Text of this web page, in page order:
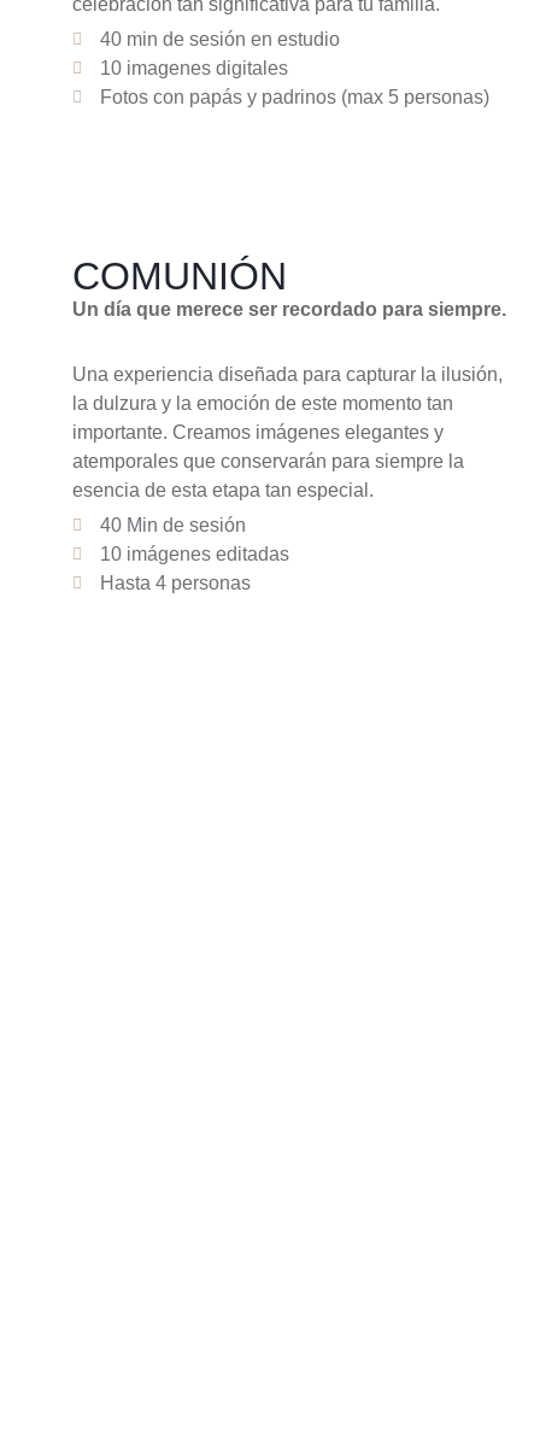
celebración tan significativa para tu familia.
40 min de sesión en estudio
10 imagenes digitales
Fotos con papás y padrinos (max 5 personas)
COMUNIÓN
Un día que merece ser recordado para siempre.
Una experiencia diseñada para capturar la ilusión,
la dulzura y la emoción de este momento tan
importante. Creamos imágenes elegantes y
atemporales que conservarán para siempre la
esencia de esta etapa tan especial.
40 Min de sesión
10 imágenes editadas
Hasta 4 personas